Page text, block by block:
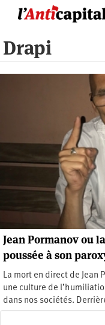
principal
Drapi
Jean Pormanov ou
poussée à son
La mort en direct de Jean
une culture de
dans nos sociétés.